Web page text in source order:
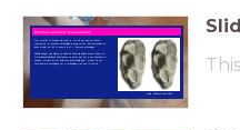
Om creatief te kunnen zijn moet je, net als een sporter bij een
warming-up, je creatieve verbeelding in gang zetten. Een hele goede en
leuke manier om dit te doen is d.m.v. dummie-oefeningen.
Daniëlle Henger van Rijssen en Deborah Asuni zijn beiden docent Kunst en
Professioneel Beeldend Kunstenaar en weten wat het is om inspiratie te
zoeken. Omdat dit niet altijd even gemakkelijk gaat, maken ze een
serie dummie-oefeningen om je verbeelding mee aan te zetten.
beeld: Deborah Asuni 1998
Dummie oefening Vervreemding